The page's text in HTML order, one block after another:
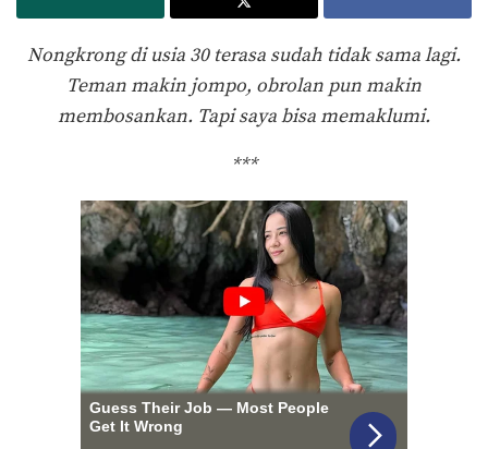
Nongkrong di usia 30 terasa sudah tidak sama lagi.
Teman makin jompo, obrolan pun makin
membosankan. Tapi saya bisa memaklumi.
***